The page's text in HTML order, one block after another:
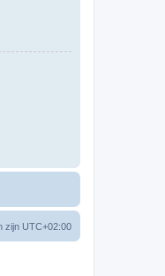
zijn UTC+02:00